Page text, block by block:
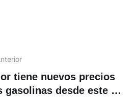
tiene nuevos precios
gasolinas desde este 12